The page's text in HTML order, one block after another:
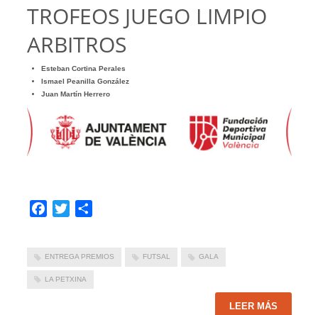
TROFEOS JUEGO LIMPIO
ARBITROS
Esteban Cortina Perales
Ismael Peanilla González
Juan Martín Herrero
Facebook
Twitter
ENTREGA PREMIOS FUTSAL GALA
LA PETXINA
LEER MÁS